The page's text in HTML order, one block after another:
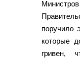
поручило
которые
гривен,